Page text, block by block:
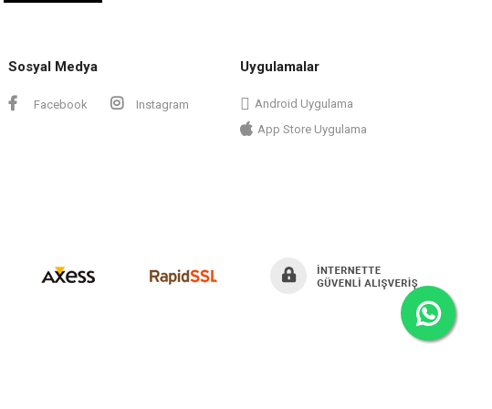
Sosyal Medya
Facebook Instagram
Uygulamalar
Android Uygulama
App Store Uygulama